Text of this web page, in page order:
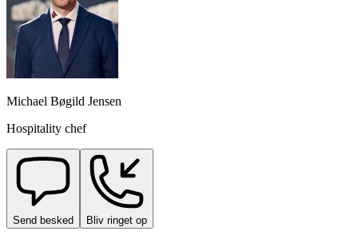
Michael Bøgild Jensen
Hospitality chef
Send besked Bliv ringet op